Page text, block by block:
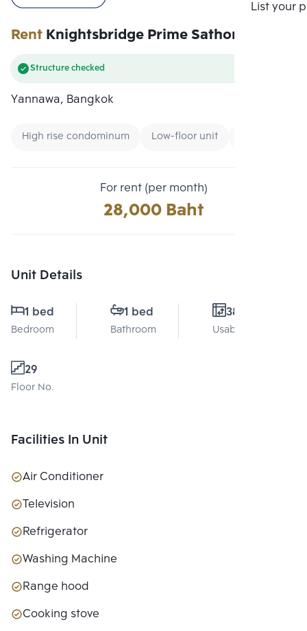
List your
RentKnightsbridge Prime Sathorn
Structure checked
Yannawa, Bangkok
High rise condominum Low-floor unit
For rent (per month)
28,000 Baht
Unit Details
1 bed
Bedroom
1 bed
Bathroom
38 Sq.m.
Usable area
29
Floor No.
Facilities In Unit
Air Conditioner
Television
Refrigerator
Washing Machine
Range hood
Cooking stove